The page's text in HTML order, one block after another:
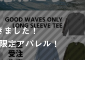
ました！
定アパレル！